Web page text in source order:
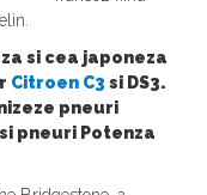
si cea japoneza
Citroen C3 si DS3.
pneuri
pneuri Potenza